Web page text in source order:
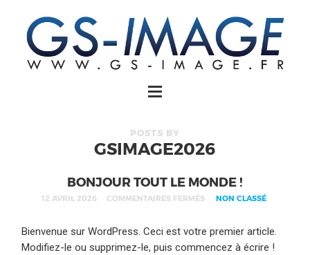
POSTS BY
GSIMAGE2026
BONJOUR TOUT LE MONDE !
12 AVRIL 2026 COMMENTAIRES FERMÉS NON CLASSÉ
Bienvenue sur WordPress. Ceci est votre premier article.
Modifiez-le ou supprimez-le, puis commencez à écrire !